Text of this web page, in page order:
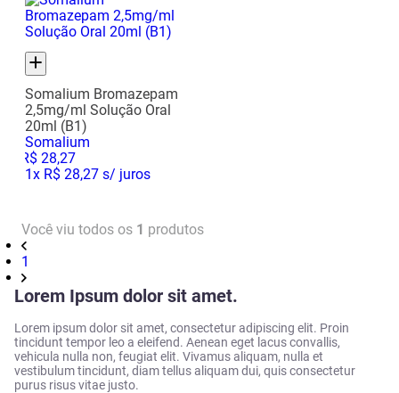
Somalium Bromazepam
2,5mg/ml Solução Oral
20ml (B1)
Somalium
R$ 28,27
1x R$ 28,27 s/ juros
Você viu todos os 1 produtos
1
Lorem Ipsum dolor sit amet.
Lorem ipsum dolor sit amet, consectetur adipiscing elit. Proin
tincidunt tempor leo a eleifend. Aenean eget lacus convallis,
vehicula nulla non, feugiat elit. Vivamus aliquam, nulla et
vestibulum tincidunt, diam tellus aliquam dui, quis consectetur
purus risus vitae justo.